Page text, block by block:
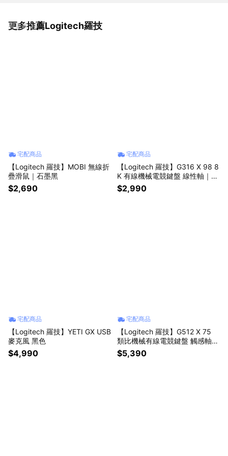
更多推薦Logitech羅技
看更多
宅配商品
【Logitech 羅技】MOBI 無線折
疊滑鼠｜石墨黑
$2,690
宅配商品
【Logitech 羅技】G316 X 98 8
K 有線機械電競鍵盤 線性軸｜黑
色
$2,990
宅配商品
【Logitech 羅技】YETI GX USB
麥克風 黑色
$4,990
宅配商品
【Logitech 羅技】G512 X 75
類比機械有線電競鍵盤 觸感軸｜
白色
$5,390